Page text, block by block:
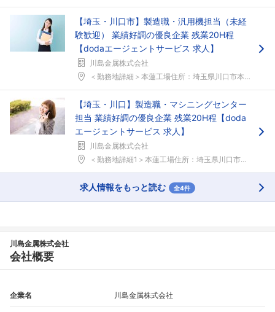
【埼玉・川口市】製造職・汎用機担当（未経
験歓迎） 業績好調の優良企業 残業20H程
【dodaエージェントサービス 求人】
川島金属株式会社
＜勤務地詳細＞本蓮工場住所：埼玉県川口市本蓮2-5...
【埼玉・川口】製造職・マシニングセンター
担当 業績好調の優良企業 残業20H程【doda
エージェントサービス 求人】
川島金属株式会社
＜勤務地詳細1＞本蓮工場住所：埼玉県川口市本蓮2-...
求人情報をもっと読む 全4件
川島金属株式会社
会社概要
企業名 川島金属株式会社